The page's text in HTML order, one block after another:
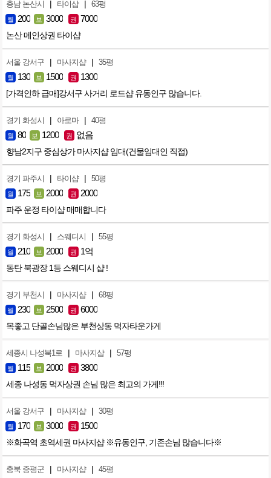
충남 논산시 | 타이샵 | 63평
월 200 보 3000 권 7000
논산 메인상권 타이샵
서울 강서구 | 마사지샵 | 35평
월 130 보 1500 권 1300
[가격인하 급매]강서구 사거리 로드샵 유동인구 많습니다.
경기 화성시 | 아로마 | 40평
월 80 보 1200 권 없음
향남2지구 중심상가 마사지샵 임대(건물임대인 직접)
경기 파주시 | 타이샵 | 50평
월 175 보 2000 권 2000
파주 운정 타이샵 매매합니다
경기 화성시 | 스웨디시 | 55평
월 210 보 2000 권 1억
동탄 북광장 1등 스웨디시 샵 !
경기 부천시 | 마사지샵 | 68평
월 230 보 2500 권 6000
목좋고 단골손님많은 부천상동 먹자타운가게
세종시 나성북1로 | 마사지샵 | 57평
월 115 보 2000 권 3800
세종 나성동 먹자상권 손님 많은 최고의 가게!!!
서울 강서구 | 마사지샵 | 30평
월 170 보 3000 권 1500
※화곡역 초역세권 마사지샵 ※유동인구, 기존손님 많습니다※
충북 증평군 | 마사지샵 | 45평